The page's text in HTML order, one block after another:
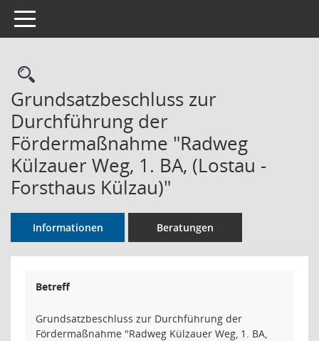
Toggle navigation
Rechercheauswahl
Grundsatzbeschluss zur
Durchführung der
Fördermaßnahme "Radweg
Külzauer Weg, 1. BA, (Lostau -
Forsthaus Külzau)"
Informationen Beratungen
Betreff
Grundsatzbeschluss zur Durchführung der
Fördermaßnahme "Radweg Külzauer Weg, 1. BA,